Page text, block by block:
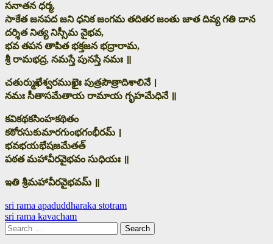
సనాతన ధర్మ,
సాకేత జనపద జని ధనిక జంగమ తదితర జంతు జాత దివ్య గతి దాన
దర్శిత నిత్య నిస్సీమ వైభవ,
భవ తపన తాపిత భక్తజన భద్రారామ,
శ్రీ రామభద్ర, నమస్తే పునస్తే నమః ॥
చతుర్ముఖేశ్వరముఖైః పుత్రపౌత్రాదిశాలినే ।
నమః సీతాసమేతాయ రామాయ గృహమేధినే ॥
కవికథకసింహకథితం
కఠోరసుకుమారగుంభగంభీరమ్ ।
భవభయభేషజమేతత్
పఠత మహావీరవైభవం సుధియః ॥
ఇతి శ్రీమహావీరవైభవమ్ ॥
Post
navigation
sri rama apaduddharaka stotram
sri rama kavacham
Search
for: